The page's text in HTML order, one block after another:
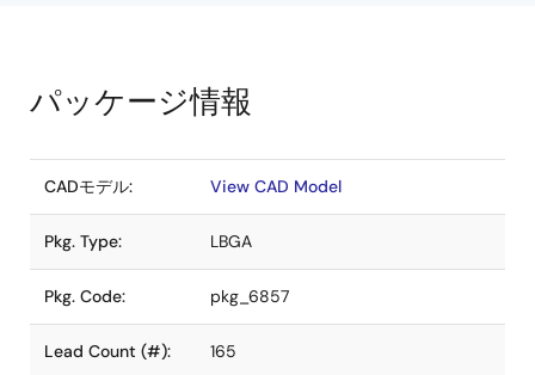
パッケージ情報
CADモデル: View CAD Model
Pkg. Type: LBGA
Pkg. Code: pkg_6857
Lead Count (#): 165